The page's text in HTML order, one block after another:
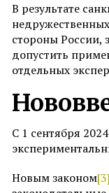
В результате
стороны России,
допустить
отдельных
С 1 сентября
Новым законом[3]